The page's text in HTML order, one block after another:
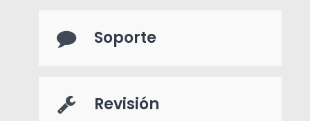
Soporte
Revisión